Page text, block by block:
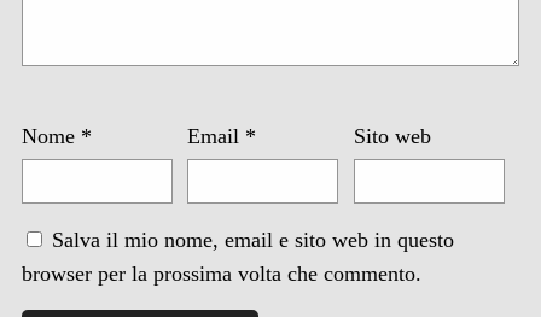
Nome * Email * Sito web
Salva il mio nome, email e sito web in questo
browser per la prossima volta che commento.